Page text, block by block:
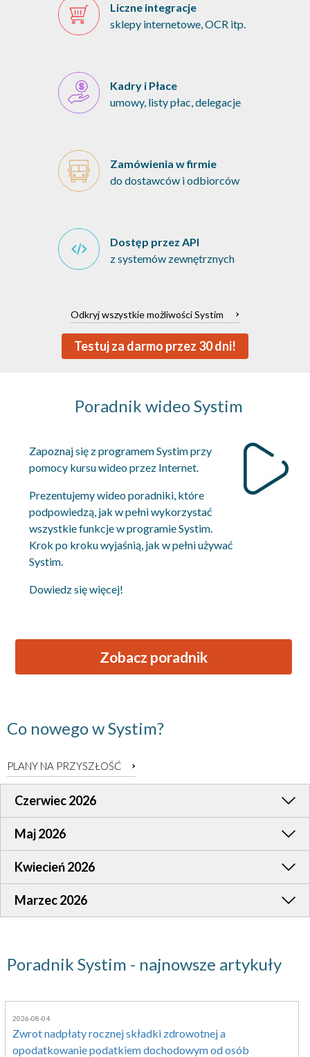
Liczne integracje
sklepy internetowe, OCR itp.
Kadry i Płace
umowy, listy płac, delegacje
Zamówienia w firmie
do dostawców i odbiorców
Dostęp przez API
z systemów zewnętrznych
Odkryj wszystkie możliwości Systim
Testuj za darmo przez 30 dni!
Poradnik wideo Systim
Zapoznaj się z programem Systim przy
pomocy kursu wideo przez Internet.
Prezentujemy wideo poradniki, które
podpowiedzą, jak w pełni wykorzystać
wszystkie funkcje w programie Systim.
Krok po kroku wyjaśnią, jak w pełni używać
Systim.
Dowiedz się więcej!
Zobacz poradnik
Co nowego w Systim?
PLANY NA PRZYSZŁOŚĆ
Czerwiec 2026
Maj 2026
Kwiecień 2026
Marzec 2026
Poradnik Systim - najnowsze artykuły
2026-08-04
Zwrot nadpłaty rocznej składki zdrowotnej a
opodatkowanie podatkiem dochodowym od osób